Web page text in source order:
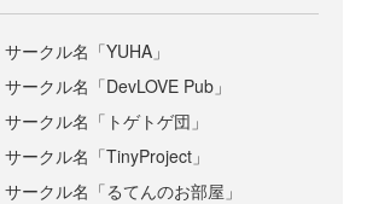
サークル名「YUHA」
サークル名「DevLOVE Pub」
サークル名「トゲトゲ団」
サークル名「TinyProject」
サークル名「るてんのお部屋」